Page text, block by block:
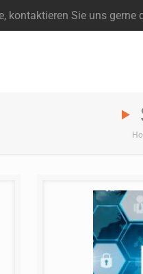
kontaktieren Sie uns gerne